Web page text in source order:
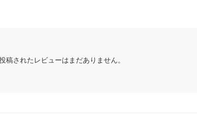
稿されたレビューはまだありません。